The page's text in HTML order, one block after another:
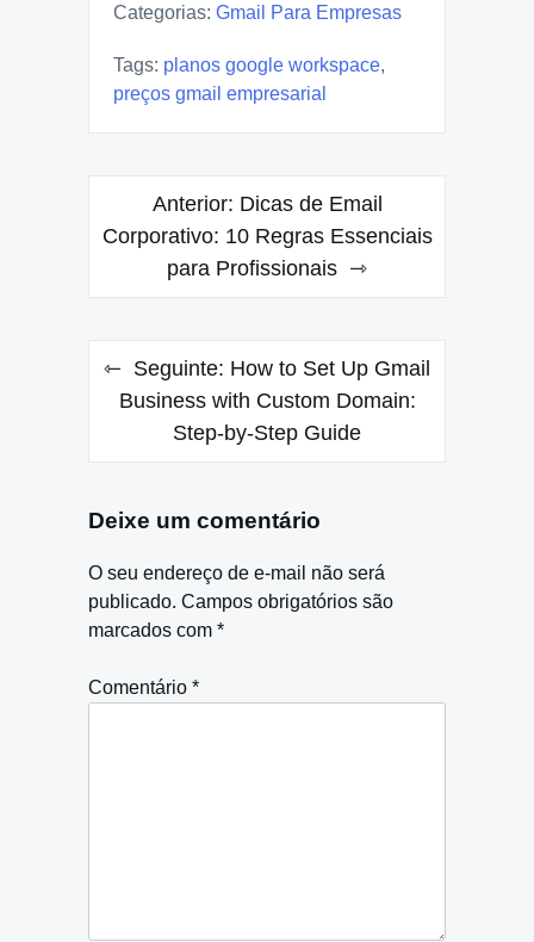
Categorias: Gmail Para Empresas
Tags: planos google workspace,
preços gmail empresarial
Navegação
de
Anterior: Dicas de Email
Corporativo: 10 Regras Essenciais
para Profissionais
Seguinte: How to Set Up Gmail
Business with Custom Domain:
Step-by-Step Guide
Deixe um comentário
O seu endereço de e-mail não será
publicado. Campos obrigatórios são
marcados com *
Comentário *